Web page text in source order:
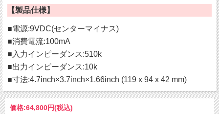
【製品仕様】
■電源:9VDC(センターマイナス)
■消費電流:100mA
■入力インピーダンス:510k
■出力インピーダンス:10k
■寸法:4.7inch×3.7inch×1.66inch (119 x 94 x 42 mm)
価格:64,800円(税込)